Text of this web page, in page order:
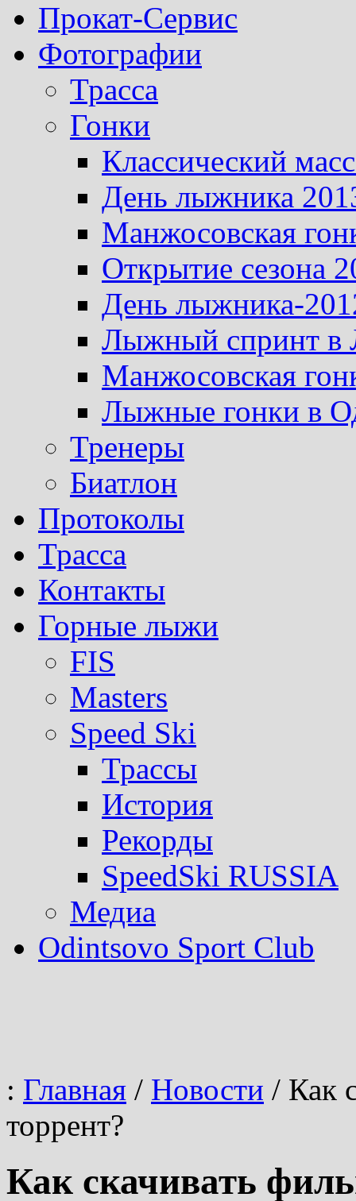
Прокат-Сервис
Фотографии
Трасса
Гонки
Классический
День лыжника
Манжосовская
Открытие сезона
День лыжника-
Лыжный спринт в
Манжосовская
Лыжные гонки в
Тренеры
Биатлон
Протоколы
Трасса
Контакты
Горные лыжи
FIS
Masters
Speed Ski
Трассы
История
Рекорды
SpeedSki RUSSIA
Медиа
Odintsovo Sport Club
: Главная / Новости / Как
торрент?
Как скачивать